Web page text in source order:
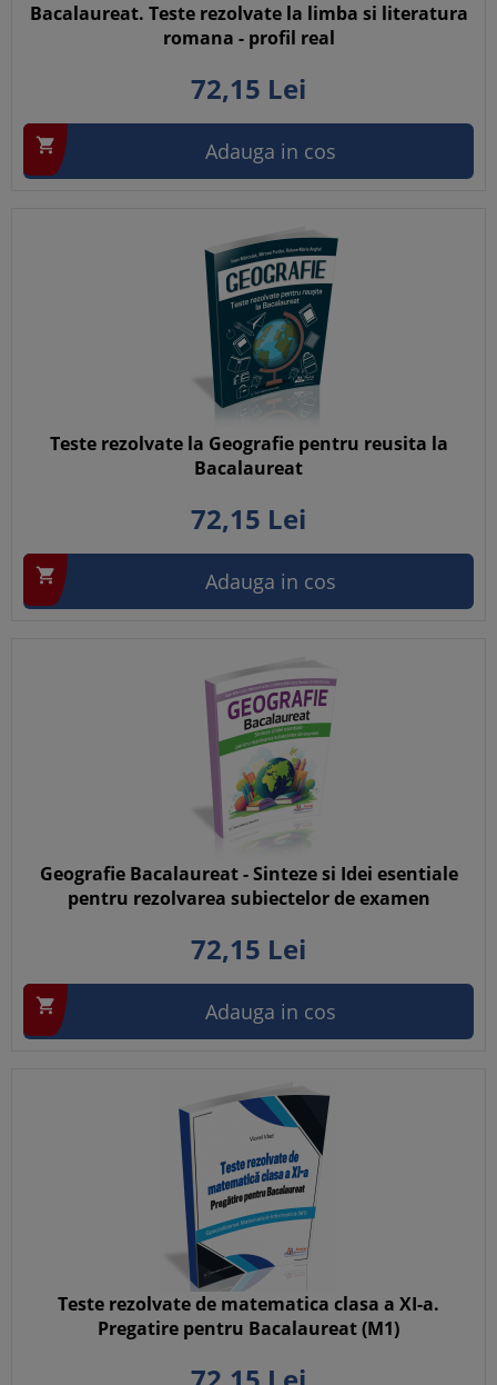
Bacalaureat. Teste rezolvate la limba si literatura
romana - profil real
72,15 Lei
 Adauga in cos
Teste rezolvate la Geografie pentru reusita la
Bacalaureat
72,15 Lei
 Adauga in cos
Geografie Bacalaureat - Sinteze si Idei esentiale
pentru rezolvarea subiectelor de examen
72,15 Lei
 Adauga in cos
Teste rezolvate de matematica clasa a XI-a.
Pregatire pentru Bacalaureat (M1)